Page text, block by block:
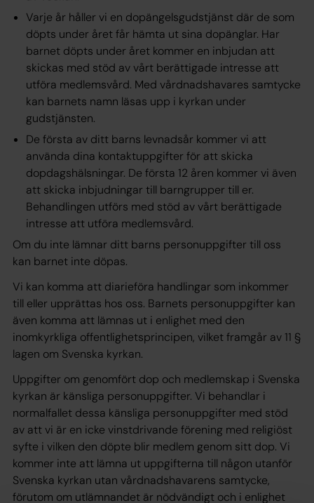
Varje år håller vi en dopängelsgudstjänst där de som
döpts under året får hämta ut sina dopänglar. Har
barnet döpts under året kommer en inbjudan att
skickas med stöd av vårt berättigade intresse att
utföra medlemsvård. Med vårdnadshavares samtycke
kan barnets namn läsas upp i kyrkan under
gudstjänsten.
De första av ditt barns levnadsår kommer vi att
använda dina kontaktuppgifter för att skicka
dopdagshälsningar. De första 12 åren kommer vi även
att skicka inbjudningar till barngrupper till er.
Behandlingen utförs med stöd av vårt berättigade
intresse att utföra medlemsvård.
Om du inte lämnar ditt barns personuppgifter till oss
kan barnet inte döpas.
Vi kan komma att diarieföra handlingar som inkommer
till eller upprättas hos oss. Barnets personuppgifter kan
även komma att lämnas ut i enlighet med den
inomkyrkliga offentlighetsprincipen, vilket framgår av 11 §
lagen om Svenska kyrkan.
Uppgifter om genomfört dop och medlemskap i Svenska
kyrkan är känsliga personuppgifter. Vi behandlar i
normalfallet dessa känsliga personuppgifter med stöd
av att vi är en icke vinstdrivande förening med religiöst
syfte i vilken den döpte blir medlem genom sitt dop. Vi
kommer inte att lämna ut uppgifterna till någon utanför
Svenska kyrkan utan vårdnadshavarens samtycke,
förutom om utlämnandet är nödvändigt och i enlighet